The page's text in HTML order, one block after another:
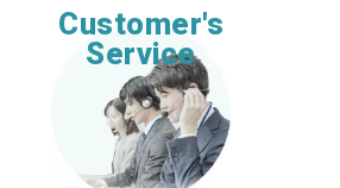
Customer's
Service